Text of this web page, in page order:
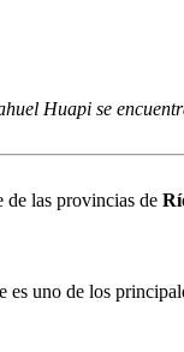
Huapi se
de las provincias de
es uno de los